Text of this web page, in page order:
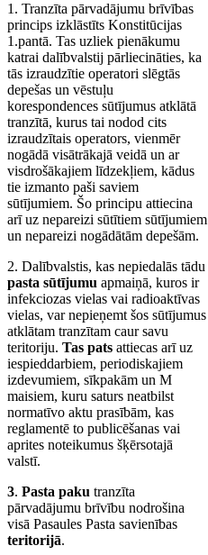
1. Tranzīta pārvadājumu brīvības
princips izklāstīts Konstitūcijas
1.pantā. Tas uzliek pienākumu
katrai dalībvalstij pārliecināties, ka
tās izraudzītie operatori slēgtās
depešas un vēstuļu
korespondences sūtījumus atklātā
tranzītā, kurus tai nodod cits
izraudzītais operators, vienmēr
nogādā visātrākajā veidā un ar
visdrošākajiem līdzekļiem, kādus
tie izmanto paši saviem
sūtījumiem. Šo principu attiecina
arī uz nepareizi sūtītiem sūtījumiem
un nepareizi nogādātām depešām.
2. Dalībvalstis, kas nepiedalās tādu
pasta sūtījumu apmaiņā, kuros ir
infekciozas vielas vai radioaktīvas
vielas, var nepieņemt šos sūtījumus
atklātam tranzītam caur savu
teritoriju. Tas pats attiecas arī uz
iespieddarbiem, periodiskajiem
izdevumiem, sīkpakām un M
maisiem, kuru saturs neatbilst
normatīvo aktu prasībām, kas
reglamentē to publicēšanas vai
aprites noteikumus šķērsotajā
valstī.
3. Pasta paku tranzīta
pārvadājumu brīvību nodrošina
visā Pasaules Pasta savienības
teritorijā.